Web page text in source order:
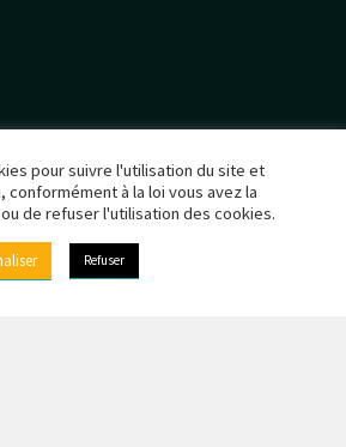
pour suivre l'utilisation du site et
à la loi vous avez la
de refuser l'utilisation des cookies.
Refuser